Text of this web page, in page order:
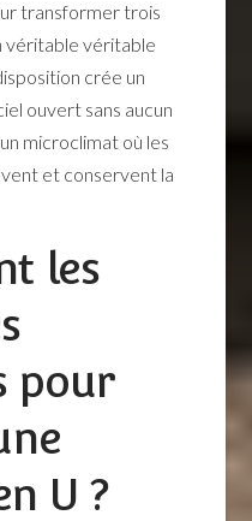
transformer trois
véritable véritable
crée un
ouvert sans aucun
microclimat où les
et conservent la
les
pour
U ?